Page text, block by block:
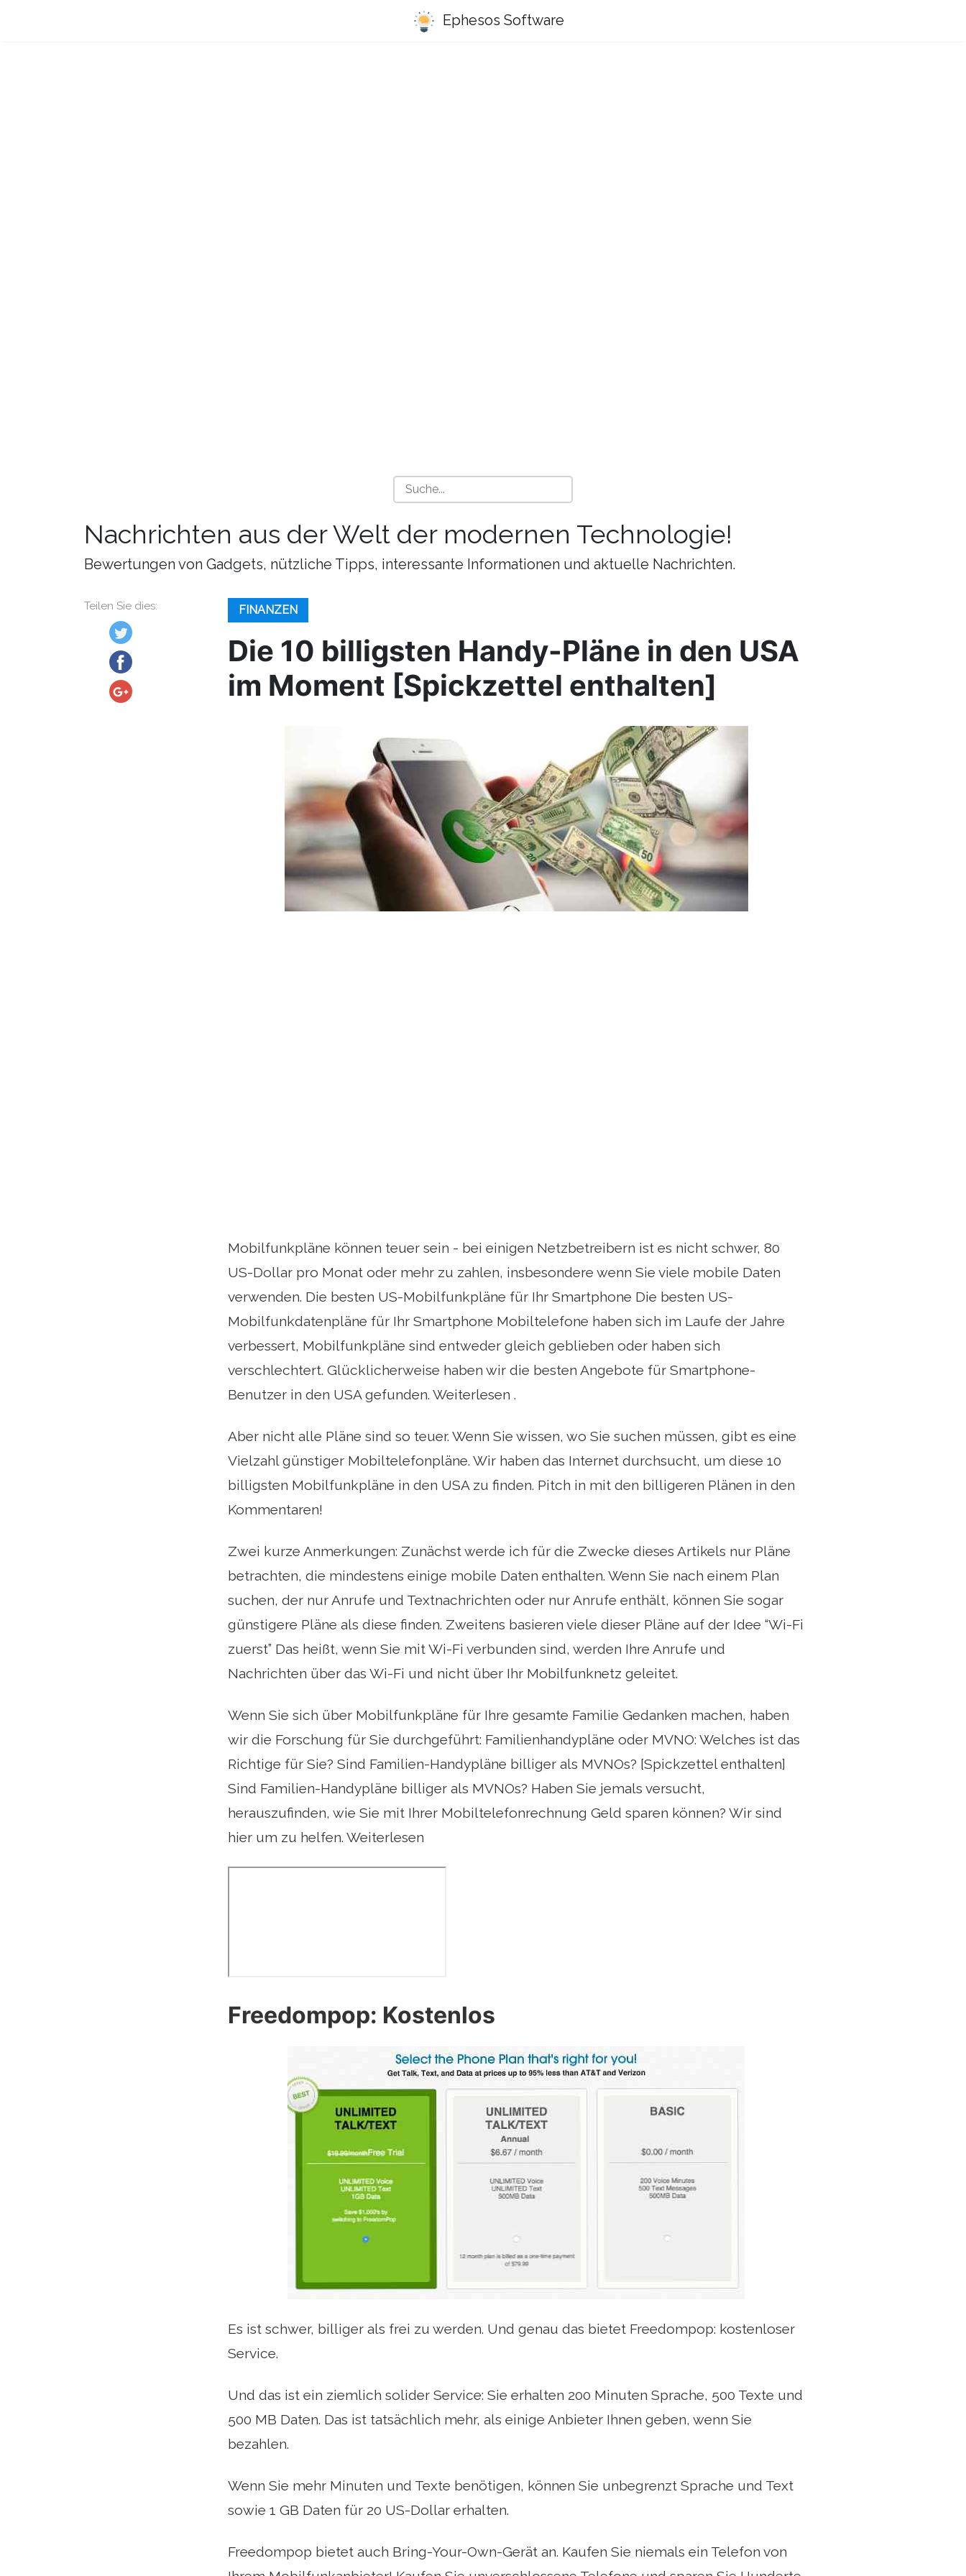
Ephesos Software
Nachrichten aus der Welt der modernen Technologie!
Bewertungen von Gadgets, nützliche Tipps, interessante Informationen und aktuelle Nachrichten.
Teilen Sie dies: FINANZEN
Die 10 billigsten Handy-Pläne in den USA
im Moment [Spickzettel enthalten]
Mobilfunkpläne können teuer sein - bei einigen Netzbetreibern ist es nicht schwer, 80
US-Dollar pro Monat oder mehr zu zahlen, insbesondere wenn Sie viele mobile Daten
verwenden. Die besten US-Mobilfunkpläne für Ihr Smartphone Die besten US-
Mobilfunkdatenpläne für Ihr Smartphone Mobiltelefone haben sich im Laufe der Jahre
verbessert, Mobilfunkpläne sind entweder gleich geblieben oder haben sich
verschlechtert. Glücklicherweise haben wir die besten Angebote für Smartphone-
Benutzer in den USA gefunden. Weiterlesen .
Aber nicht alle Pläne sind so teuer. Wenn Sie wissen, wo Sie suchen müssen, gibt es eine
Vielzahl günstiger Mobiltelefonpläne. Wir haben das Internet durchsucht, um diese 10
billigsten Mobilfunkpläne in den USA zu finden. Pitch in mit den billigeren Plänen in den
Kommentaren!
Zwei kurze Anmerkungen: Zunächst werde ich für die Zwecke dieses Artikels nur Pläne
betrachten, die mindestens einige mobile Daten enthalten. Wenn Sie nach einem Plan
suchen, der nur Anrufe und Textnachrichten oder nur Anrufe enthält, können Sie sogar
günstigere Pläne als diese finden. Zweitens basieren viele dieser Pläne auf der Idee “Wi-Fi
zuerst” Das heißt, wenn Sie mit Wi-Fi verbunden sind, werden Ihre Anrufe und
Nachrichten über das Wi-Fi und nicht über Ihr Mobilfunknetz geleitet.
Wenn Sie sich über Mobilfunkpläne für Ihre gesamte Familie Gedanken machen, haben
wir die Forschung für Sie durchgeführt: Familienhandypläne oder MVNO: Welches ist das
Richtige für Sie? Sind Familien-Handypläne billiger als MVNOs? [Spickzettel enthalten]
Sind Familien-Handypläne billiger als MVNOs? Haben Sie jemals versucht,
herauszufinden, wie Sie mit Ihrer Mobiltelefonrechnung Geld sparen können? Wir sind
hier um zu helfen. Weiterlesen
Freedompop: Kostenlos
Es ist schwer, billiger als frei zu werden. Und genau das bietet Freedompop: kostenloser
Service.
Und das ist ein ziemlich solider Service: Sie erhalten 200 Minuten Sprache, 500 Texte und
500 MB Daten. Das ist tatsächlich mehr, als einige Anbieter Ihnen geben, wenn Sie
bezahlen.
Wenn Sie mehr Minuten und Texte benötigen, können Sie unbegrenzt Sprache und Text
sowie 1 GB Daten für 20 US-Dollar erhalten.
Freedompop bietet auch Bring-Your-Own-Gerät an. Kaufen Sie niemals ein Telefon von